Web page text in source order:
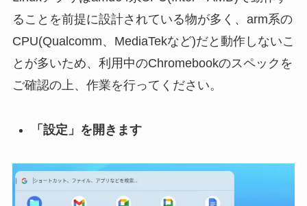
ることを前提に設計されている物が多く、arm系の
CPU(Qualcomm、MediaTekなど)だと動作しないこ
とが多いため、利用中のChromebookのスペックを
ご確認の上、作業を行ってください。
「設定」を開きます